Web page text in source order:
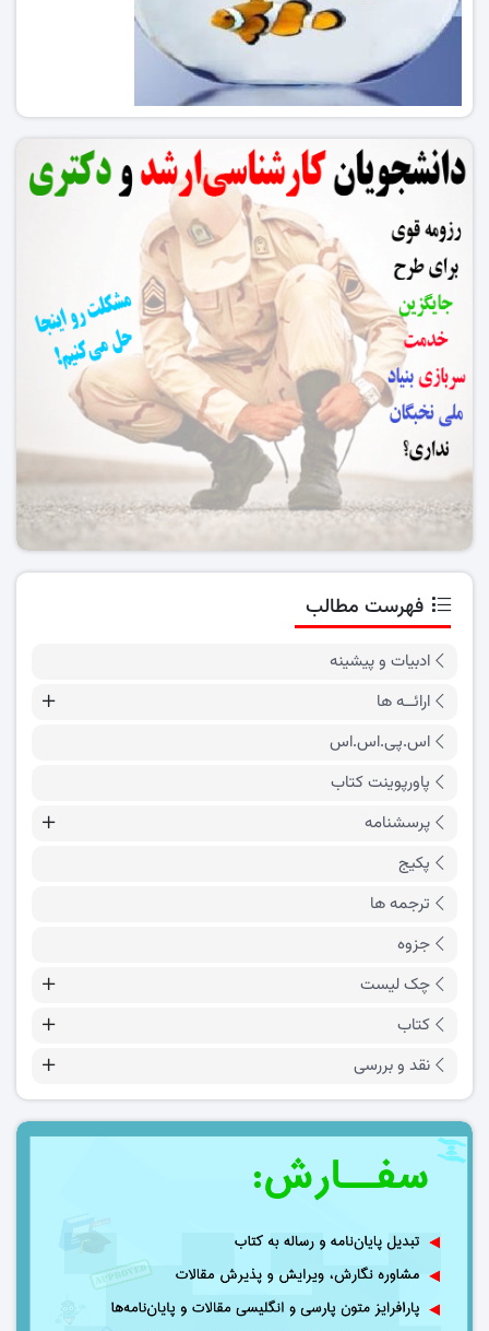
فهرست مطالب
ادبیات و پیشینه
ارائــه ها
اس.پی.اس.اس
پاورپوینت کتاب
پرسشنامه
پکیج
ترجمه ها
جزوه
چک لیست
کتاب
نقد و بررسی